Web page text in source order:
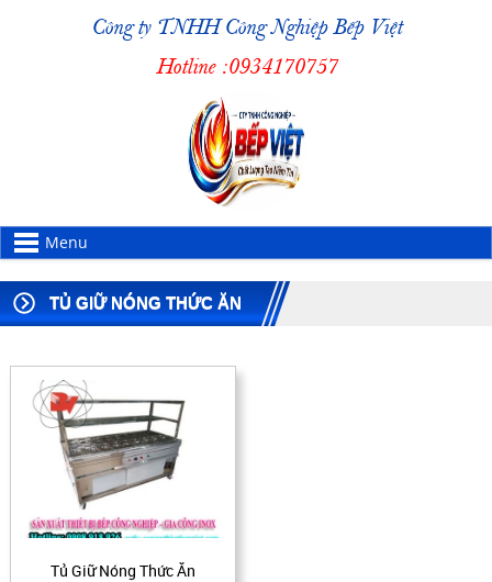
Công ty TNHH Công Nghiệp Bếp Việt
Hotline :0934170757
Menu
TỦ GIỮ NÓNG THỨC ĂN
Tủ Giữ Nóng Thức Ăn